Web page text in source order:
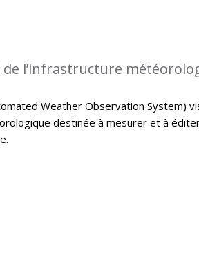
de l’infrastructure
Weather Observation System)
destinée à mesurer et à